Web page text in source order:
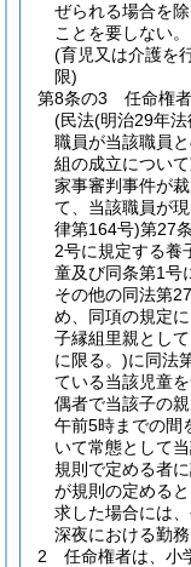
ぜられる場合を
ことを要しない。
(育児又は介護を
限)
第8条の3
任命権
(民法(明治29年
職員が当該職員
組の成立につい
家事審判事件が
て、当該職員が
律第164号)第27
2号に規定する養
童及び同条第1号
その他の同法第
め、同項の規定
子縁組里親とし
に限る。)に同法
ている当該児童
偶者で当該子の
午前5時までの間
いて常態として
規則で定める者
が規則の定める
求した場合には
深夜における勤
2
任命権者は、小